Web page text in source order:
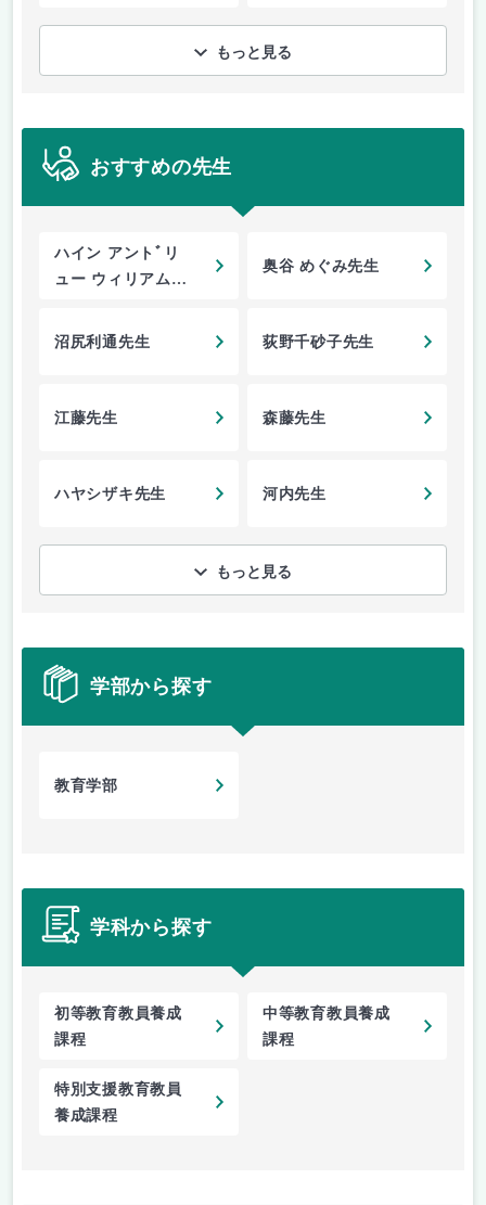
もっと見る
おすすめの先生
ハイン アントﾞリ
ュー ウィリアム先
奥谷 めぐみ先生
沼尻利通先生 荻野千砂子先生
江藤先生 森藤先生
ハヤシザキ先生 河内先生
もっと見る
学部から探す
教育学部
学科から探す
初等教育教員養成
課程
中等教育教員養成
課程
特別支援教育教員
養成課程